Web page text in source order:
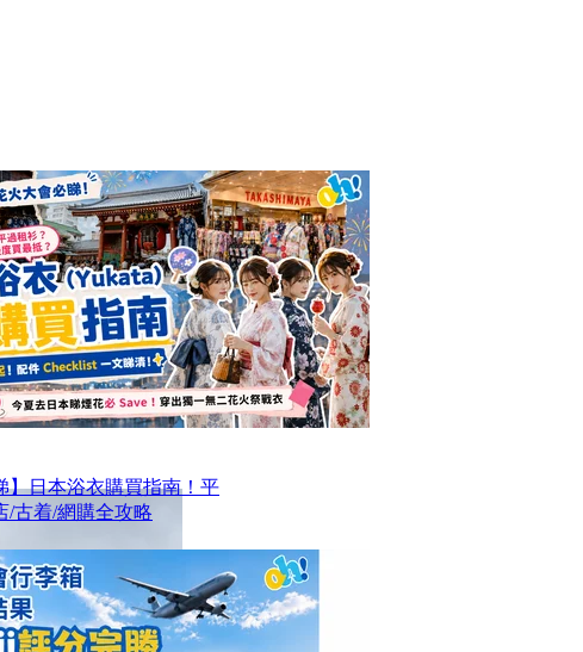
】日本浴衣購買指南！平
/古着/網購全攻略